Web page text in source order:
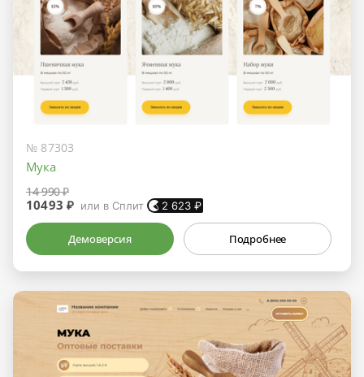
№ 87303
Мука
14 990 ₽
10493 ₽ или в Сплит 2 623 ₽
Демоверсия Подробнее